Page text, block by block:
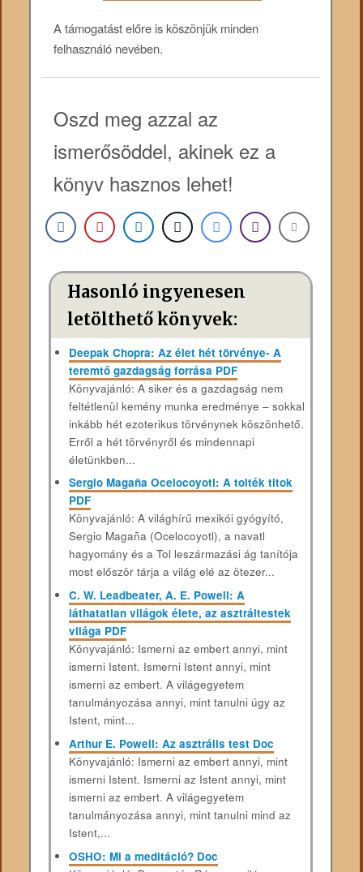
A támogatást előre is köszönjük minden
felhasználó nevében.
Oszd meg azzal az
ismerősöddel, akinek ez a
könyv hasznos lehet!
Hasonló ingyenesen
letölthető könyvek:
Deepak Chopra: Az élet hét törvénye- A
teremtő gazdagság forrása PDF
Könyvajánló: A siker és a gazdagság nem
feltétlenül kemény munka eredménye – sokkal
inkább hét ezoterikus törvénynek köszönhető.
Erről a hét törvényről és mindennapi
életünkben...
Sergio Magaña Ocelocoyotl: A tolték titok
PDF
Könyvajánló: A világhírű mexikói gyógyító,
Sergio Magaña (Ocelocoyotl), a navatl
hagyomány és a Tol leszármazási ág tanítója
most először tárja a világ elé az ötezer...
C. W. Leadbeater, A. E. Powell: A
láthatatlan világok élete, az asztráltestek
világa PDF
Könyvajánló: Ismerni az embert annyi, mint
ismerni Istent. Ismerni Istent annyi, mint
ismerni az embert. A világegyetem
tanulmányozása annyi, mint tanulni úgy az
Istent, mint...
Arthur E. Powell: Az asztrális test Doc
Könyvajánló: Ismerni az embert annyi, mint
ismerni Istent. Ismerni az Istent annyi, mint
ismerni az embert. A világegyetem
tanulmányozása annyi, mint tanulni mind az
Istent,...
OSHO: Mi a meditáció? Doc